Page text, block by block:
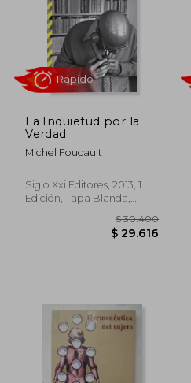
$ 33.300
Rápido
La Inquietud por la
Verdad
Michel Foucault
Siglo Xxi Editores, 2013, 1
Edición, Tapa Blanda,